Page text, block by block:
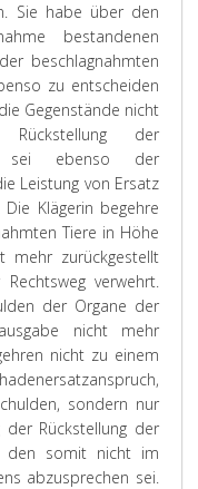
Sie habe über den
bestandenen
beschlagnahmten
zu entscheiden
Gegenstände nicht
der
sei ebenso der
Leistung von Ersatz
Klägerin begehre
Tiere in Höhe
mehr zurückgestellt
verwehrt.
der Organe der
nicht mehr
nicht zu einem
sondern nur
Rückstellung der
den somit nicht im
abzusprechen sei.